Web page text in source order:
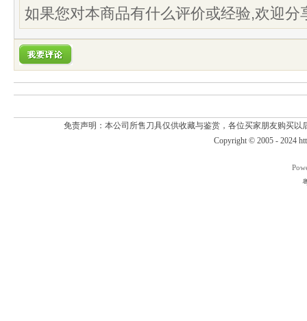
如果您对本商品有什么评价或经验,欢迎分
免责声明：本公司所售刀具仅供收藏与鉴赏，各位买家朋友购买
Copyright © 2005 - 2024